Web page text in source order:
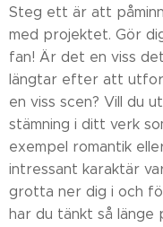
Steg ett är att
med projektet. Gör
fan! Är det en viss
längtar efter att
en viss scen? Vill du
stämning i ditt verk
exempel romantik
intressant karaktär
grotta ner dig i och
har du tänkt så länge